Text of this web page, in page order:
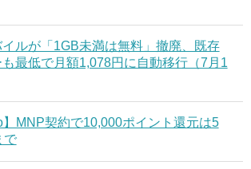
ルが「1GB未満は無料」撤廃、既存
最低で月額1,078円に自動移行（7月1
】MNP契約で10,000ポイント還元は5
で